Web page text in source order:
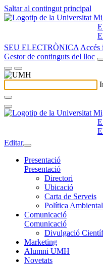
Saltar al contingut principal
SEU ELECTRÒNICA Accés
Gestor de continguts del lloc
Editar
Presentació
Presentació
Directori
Ubicació
Carta de Serveis
Política Ambiental
Comunicació
Comunicació
Divulgació
Marketing
Alumni UMH
Novetats